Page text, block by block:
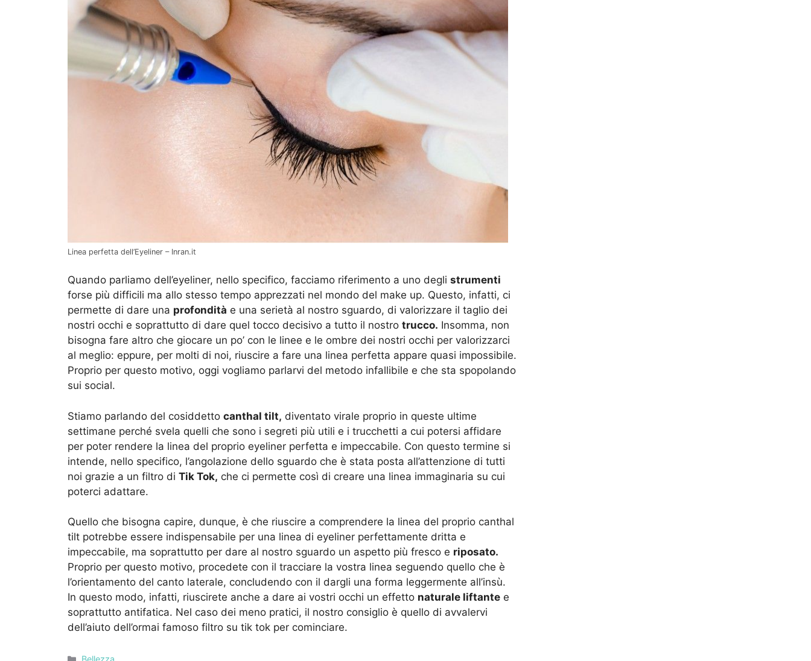
Linea perfetta dell’Eyeliner – Inran.it
Quando parliamo dell’eyeliner, nello specifico, facciamo riferimento a uno degli strumenti
forse più difficili ma allo stesso tempo apprezzati nel mondo del make up. Questo, infatti, ci
permette di dare una profondità e una serietà al nostro sguardo, di valorizzare il taglio dei
nostri occhi e soprattutto di dare quel tocco decisivo a tutto il nostro trucco. Insomma, non
bisogna fare altro che giocare un po’ con le linee e le ombre dei nostri occhi per valorizzarci
al meglio: eppure, per molti di noi, riuscire a fare una linea perfetta appare quasi impossibile.
Proprio per questo motivo, oggi vogliamo parlarvi del metodo infallibile e che sta spopolando
sui social.
Stiamo parlando del cosiddetto canthal tilt, diventato virale proprio in queste ultime
settimane perché svela quelli che sono i segreti più utili e i trucchetti a cui potersi affidare
per poter rendere la linea del proprio eyeliner perfetta e impeccabile. Con questo termine si
intende, nello specifico, l’angolazione dello sguardo che è stata posta all’attenzione di tutti
noi grazie a un filtro di Tik Tok, che ci permette così di creare una linea immaginaria su cui
poterci adattare.
Quello che bisogna capire, dunque, è che riuscire a comprendere la linea del proprio canthal
tilt potrebbe essere indispensabile per una linea di eyeliner perfettamente dritta e
impeccabile, ma soprattutto per dare al nostro sguardo un aspetto più fresco e riposato.
Proprio per questo motivo, procedete con il tracciare la vostra linea seguendo quello che è
l’orientamento del canto laterale, concludendo con il dargli una forma leggermente all’insù.
In questo modo, infatti, riuscirete anche a dare ai vostri occhi un effetto naturale liftante e
soprattutto antifatica. Nel caso dei meno pratici, il nostro consiglio è quello di avvalervi
dell’aiuto dell’ormai famoso filtro su tik tok per cominciare.
Categorie